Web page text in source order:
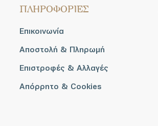
ΠΛΗΡΟΦΟΡΙΕΣ
Επικοινωνία
Αποστολή & Πληρωμή
Επιστροφές & Αλλαγές
Απόρρητο & Cookies